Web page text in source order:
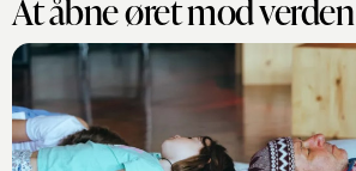
At åbne øret mod verden